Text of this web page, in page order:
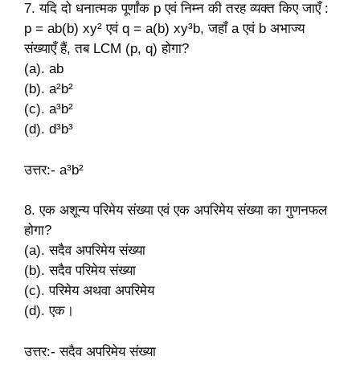
7. यदि दो धनात्मक पूर्णांक p एवं निम्न की तरह व्यक्त किए जाएँ :
p = ab(b) xy² एवं q = a(b) xy³b, जहाँ a एवं b अभाज्य
संख्याएँ हैं, तब LCM (p, q) होगा?
(a). ab
(b). a²b²
(c). a³b²
(d). d³b³
उत्तर:- a³b²
8. एक अशून्य परिमेय संख्या एवं एक अपरिमेय संख्या का गुणनफल
होगा?
(a). सदैव अपरिमेय संख्या
(b). सदैव परिमेय संख्या
(c). परिमेय अथवा अपरिमेय
(d). एक।
उत्तर:- सदैव अपरिमेय संख्या